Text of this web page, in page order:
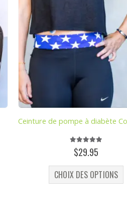
5.00
$29.95
CHOIX DES OPTIONS
Ce